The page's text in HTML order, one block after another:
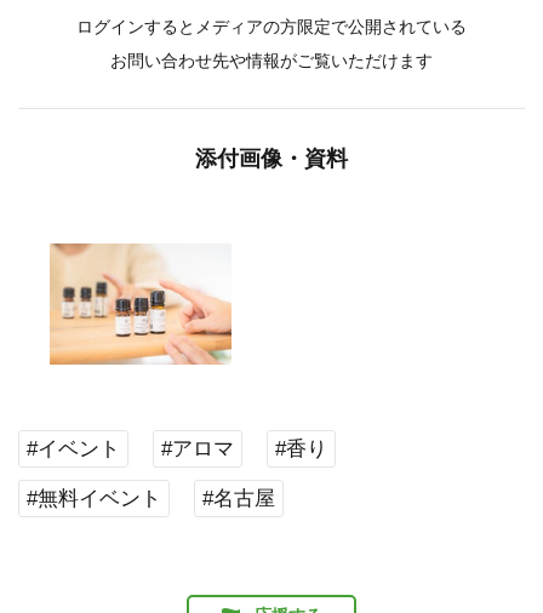
ログインするとメディアの方限定で公開されている
お問い合わせ先や情報がご覧いただけます
添付画像・資料
#イベント #アロマ #香り
#無料イベント #名古屋